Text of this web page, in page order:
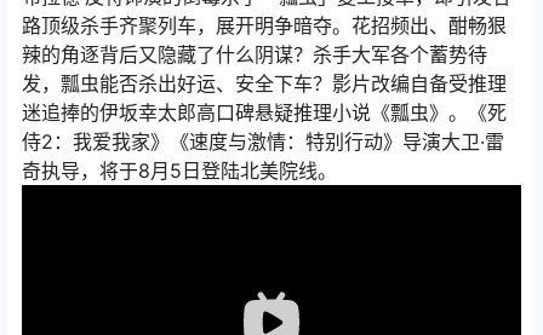
路顶级杀手齐聚列车，展开明争暗夺。花招频出、酣畅狠
辣的角逐背后又隐藏了什么阴谋？杀手大军各个蓄势待
发，瓢虫能否杀出好运、安全下车？影片改编自备受推理
迷追捧的伊坂幸太郎高口碑悬疑推理小说《瓢虫》。《死
侍2：我爱我家》《速度与激情：特别行动》导演大卫·雷
奇执导，将于8月5日登陆北美院线。